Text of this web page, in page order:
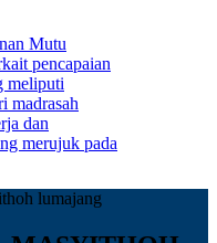
Mutu
pencapaian
meliputi
madrasah
dan
merujuk pada